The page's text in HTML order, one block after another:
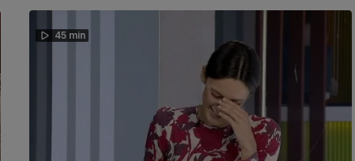
45 min